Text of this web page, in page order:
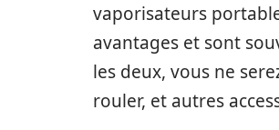
vaporisateurs
avantages et sont
les deux, vous ne
rouler, et autres